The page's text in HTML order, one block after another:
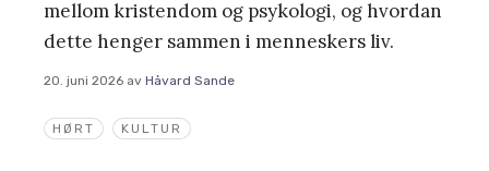
HØRT KULTUR
mellom kristendom og psykologi, og hvordan
dette henger sammen i menneskers liv.
20. juni 2026 av Håvard Sande